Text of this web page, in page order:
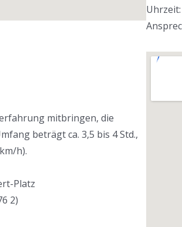
mitbringen, die
beträgt ca. 3,5 bis 4 Std.,
h).
Platz
2)